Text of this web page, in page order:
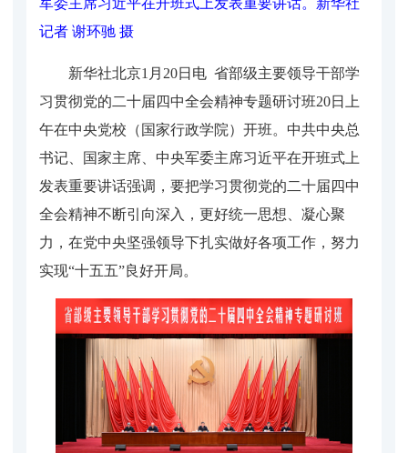
军委主席习近平在开班式上发表重要讲话。 新华社
记者 谢环驰 摄
新华社北京1月20日电 省部级主要领导干部学
习贯彻党的二十届四中全会精神专题研讨班20日上
午在中央党校（国家行政学院）开班。中共中央总
书记、国家主席、中央军委主席习近平在开班式上
发表重要讲话强调，要把学习贯彻党的二十届四中
全会精神不断引向深入，更好统一思想、凝心聚
力，在党中央坚强领导下扎实做好各项工作，努力
实现“十五五”良好开局。